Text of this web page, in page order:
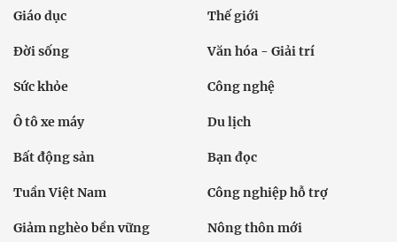
Giáo dục Thế giới
Đời sống Văn hóa - Giải trí
Sức khỏe Công nghệ
Ô tô xe máy Du lịch
Bất động sản Bạn đọc
Tuần Việt Nam Công nghiệp hỗ trợ
Giảm nghèo bền vững Nông thôn mới